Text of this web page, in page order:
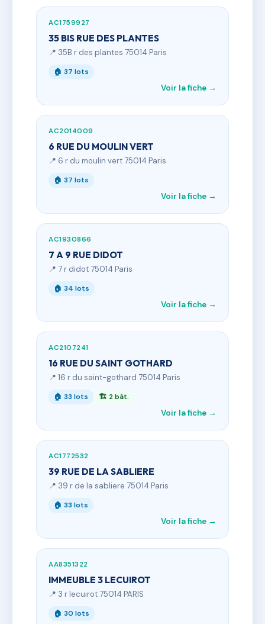
AC1759927
35 BIS RUE DES PLANTES
📍 35B r des plantes 75014 Paris
🏠 37 lots
Voir la fiche →
AC2014009
6 RUE DU MOULIN VERT
📍 6 r du moulin vert 75014 Paris
🏠 37 lots
Voir la fiche →
AC1930866
7 A 9 RUE DIDOT
📍 7 r didot 75014 Paris
🏠 34 lots
Voir la fiche →
AC2107241
16 RUE DU SAINT GOTHARD
📍 16 r du saint-gothard 75014 Paris
🏠 33 lots 🏗 2 bât.
Voir la fiche →
AC1772532
39 RUE DE LA SABLIERE
📍 39 r de la sabliere 75014 Paris
🏠 33 lots
Voir la fiche →
AA8351322
IMMEUBLE 3 LECUIROT
📍 3 r lecuirot 75014 PARIS
🏠 30 lots